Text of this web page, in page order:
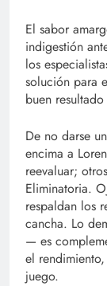
El sabor
indigestión
los
solución para
buen
De no darse
encima a
reevaluar;
Eliminatoria.
respaldan los
cancha. Lo
— es
el
juego.